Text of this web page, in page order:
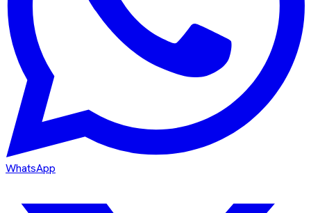
WhatsApp